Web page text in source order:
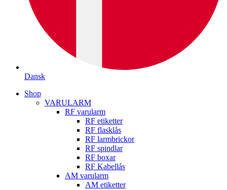
Dansk
Shop
VARULARM
RF varularm
RF etiketter
RF flasklås
RF larmbrickor
RF spindlar
RF boxar
RF Kabellås
AM varularm
AM etiketter